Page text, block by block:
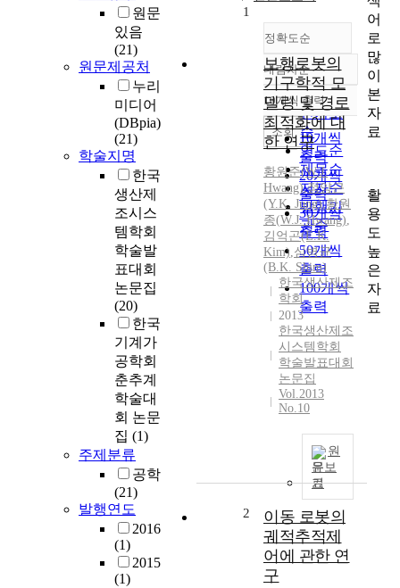
원문
있음
(21)
원문제공처
누리
미디어
(DBpia)
(21)
학술지명
한국
생산제
조시스
템학회
학술발
표대회
논문집
(20)
한국
기계가
공학회
춘추계
학술대
회 논문
집 (1)
주제분류
공학
(21)
발행연도
2016
(1)
2015
(1)
정확도순
정확도
순
인기도
순
연도순
제목순
저자순
발행기
관순
내림차순
내림차순
10개씩 출력
10개씩
출력
20개씩
출력
30개씩
출력
50개씩
출력
100개씩
출력
조회
1
보행로봇의
기구학적 모
델링 및 경로
최적화에 대
한 연구
황원준(W.J.
Hwang),정양근
(Y.K. Jung),황원
종(W.J. Hwang),
김억곤(E.K.
Kim),심병균
(B.K. Shim)
한국생산제조
학회
2013
한국생산제조
시스템학회
학술발표대회
논문집
Vol.2013
No.10
원
문보
기
2
이동 로봇의
궤적추적제
어에 관한 연
구
어
로
많
이
본
자
료
활
용
도
높
은
자
료